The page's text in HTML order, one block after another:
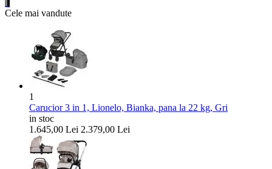
Cele mai vandute
1
Carucior 3 in 1, Lionelo, Bianka, pana la 22 kg, Gri
in stoc
1.645,00 Lei 2.379,00 Lei